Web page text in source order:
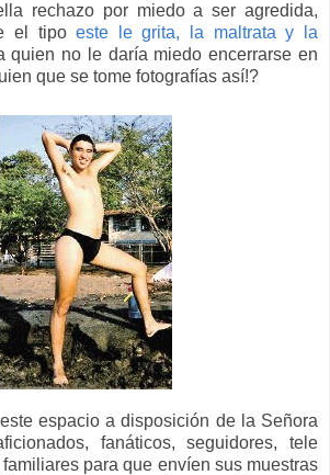
rechazo por miedo a ser agredida,
el tipoeste le grita, la maltrata y la
quien no le daría miedo encerrarse en
que se tome fotografías así!?
espacio a disposición de la Señora
fanáticos, seguidores, tele
para que envíen sus muestras